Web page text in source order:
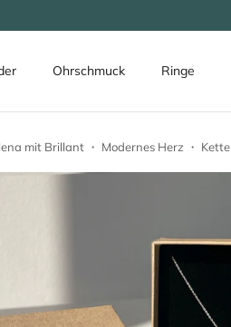
Ohrschmuck Ringe
mit Brillant ・ Modernes Herz ・ Kette